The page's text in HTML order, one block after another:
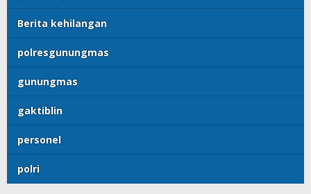
Berita kehilangan
polresgunungmas
gunungmas
gaktiblin
personel
polri